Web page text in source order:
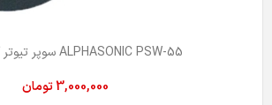
ALPHASONIC PSW-55 سوپر تیوتر آلفاسونیک
3,000,000تومان